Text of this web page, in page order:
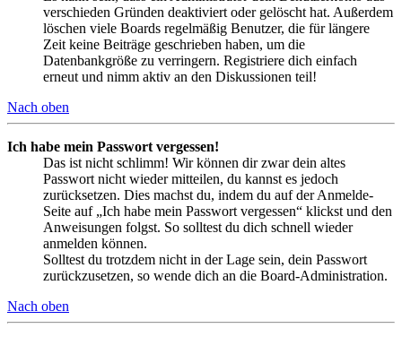
verschieden Gründen deaktiviert oder gelöscht hat. Außerdem
löschen viele Boards regelmäßig Benutzer, die für längere
Zeit keine Beiträge geschrieben haben, um die
Datenbankgröße zu verringern. Registriere dich einfach
erneut und nimm aktiv an den Diskussionen teil!
Nach oben
Ich habe mein Passwort vergessen!
Das ist nicht schlimm! Wir können dir zwar dein altes
Passwort nicht wieder mitteilen, du kannst es jedoch
zurücksetzen. Dies machst du, indem du auf der Anmelde-
Seite auf „Ich habe mein Passwort vergessen“ klickst und den
Anweisungen folgst. So solltest du dich schnell wieder
anmelden können.
Solltest du trotzdem nicht in der Lage sein, dein Passwort
zurückzusetzen, so wende dich an die Board-Administration.
Nach oben